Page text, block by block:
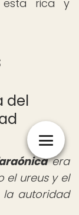
esta rica y
del
era
el ureus y el
autoridad